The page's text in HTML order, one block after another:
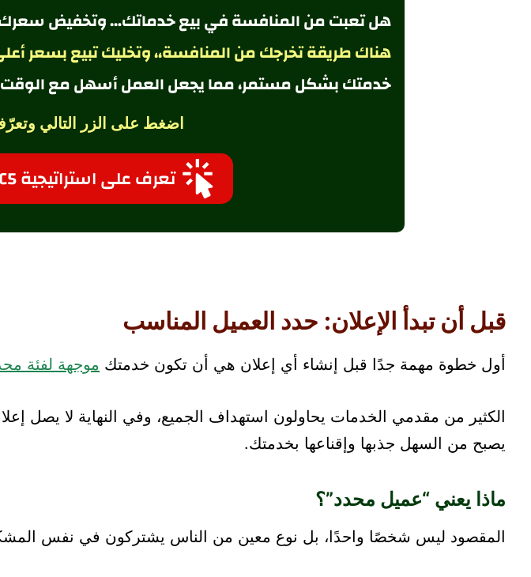
هل تعبت من المنافسة في بيع خدماتك… وتخفيض سعرك
هناك طريقة تخرجك من المنافسة،، وتخليك تبيع بسعر
خدمتك بشكل مستمر، مما يجعل العمل أسهل مع الوقت
اضغط على الزر التالي
تعرف على استراتيجية C5 لبيع الخدمات بدون منافسة
قبل أن تبدأ الإعلان: حدد العميل المناسب
أول خطوة مهمة جدًا قبل إنشاء أي إعلان هي أن تكون خدمتك موجهة لفئة
الكثير من مقدمي الخدمات يحاولون استهداف الجميع، وفي النهاية لا يصل
يصبح من السهل جذبها وإقناعها بخدمتك.
ماذا يعني “عميل محدد”؟
المقصود ليس شخصًا واحدًا، بل نوع معين من الناس يشتركون في نفس